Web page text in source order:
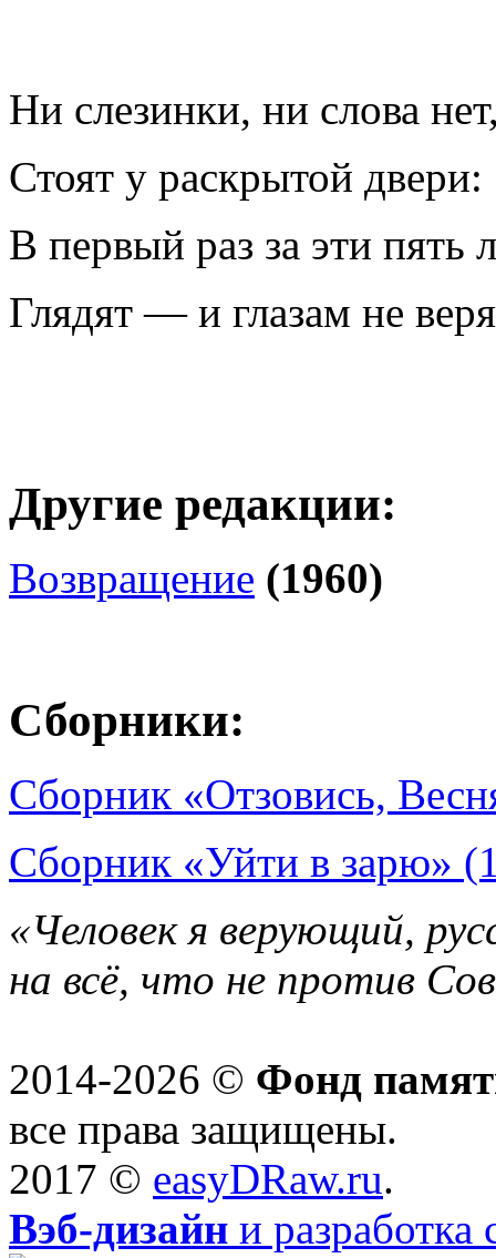
Ни слезинки, ни слова
Стоят у раскрытой двери:
В первый раз за эти пять
Глядят — и глазам не
Другие редакции:
Возвращение (1960)
Сборники:
Сборник «Отзовись,
Сборник «Уйти в зарю»
«Человек я верующий,
на всё, что не против
2014-2026 © Фонд
все права защищены.
2017 © easyDRaw.ru.
Вэб-дизайн и разработка